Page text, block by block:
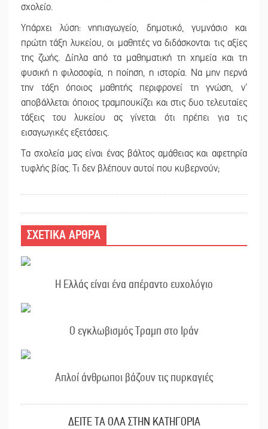
σχολείο.
Υπάρχει λύση: νηπιαγωγείο, δημοτικό, γυμνάσιο και
πρώτη τάξη λυκείου, οι μαθητές να διδάσκονται τις αξίες
της ζωής. Δίπλα από τα μαθηματική τη χημεία και τη
φυσική η φιλοσοφία, η ποίηση, η ιστορία. Να μην περνά
την τάξη όποιος μαθητής περιφρονεί τη γνώση, ν’
αποβάλλεται όποιος τραμπουκίζει και στις δυο τελευταίες
τάξεις του λυκείου ας γίνεται ότι πρέπει για τις
εισαγωγικές εξετάσεις.
Τα σχολεία μας είναι ένας βάλτος αμάθειας και αφετηρία
τυφλής βίας. Τι δεν βλέπουν αυτοί που κυβερνούν;
ΣΧΕΤΙΚΑ ΑΡΘΡΑ
Η Ελλάς είναι ένα απέραντο ευχολόγιο
Ο εγκλωβισμός Τραμπ στο Ιράν
Απλοί άνθρωποι βάζουν τις πυρκαγιές
ΔΕΙΤΕ ΤΑ ΟΛΑ ΣΤΗΝ ΚΑΤΗΓΟΡΙΑ